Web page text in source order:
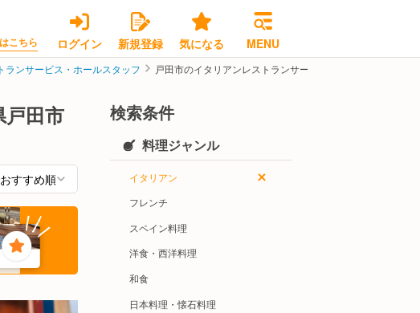
こちら ログイン 新規登録 気になる MENU
ランサービス・ホールスタッフ 戸田市のイタリアンレストランサービス・ホールスタッフの
田市
検索条件
料理ジャンル
イタリアン
フレンチ
スペイン料理
洋食・西洋料理
和食
日本料理・懐石料理